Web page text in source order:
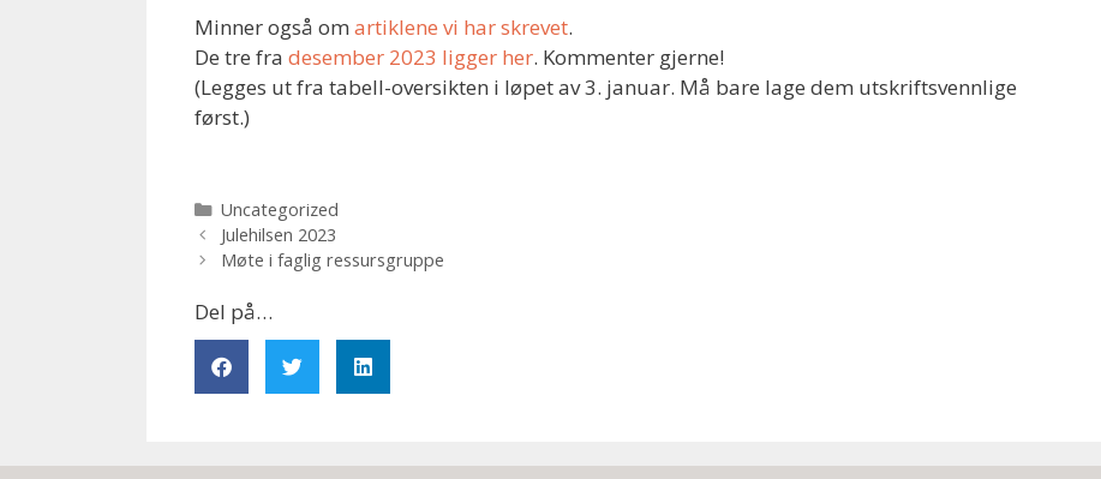
Minner også om artiklene vi har skrevet.
De tre fra desember 2023 ligger her. Kommenter gjerne!
(Legges ut fra tabell-oversikten i løpet av 3. januar. Må bare lage dem utskriftsvennlige
først.)
Uncategorized
Julehilsen 2023
Møte i faglig ressursgruppe
Del på…